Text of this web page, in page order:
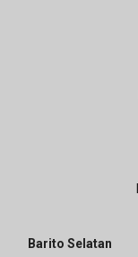
Barito Selatan